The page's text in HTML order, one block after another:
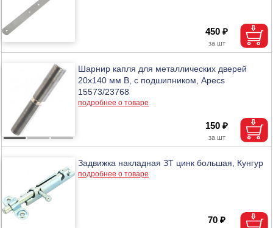
450 ₽
Шарнир капля для металлических дверей
20х140 мм В, с подшипником, Apecs
15573/23768
подробнее о товаре
150 ₽
Задвижка накладная ЗТ цинк большая, Кунгур
подробнее о товаре
70 ₽